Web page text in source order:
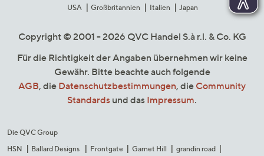
USA
Großbritannien Italien Japan
Copyright © 2001 - 2026 QVC Handel S.à r.l. & Co. KG
Für die Richtigkeit der Angaben übernehmen wir keine
Gewähr. Bitte beachte auch folgende
AGB, die Datenschutzbestimmungen, die Community
Standards und das Impressum.
Die QVC Group
HSN
Ballard Designs Frontgate Garnet Hill
grandin road